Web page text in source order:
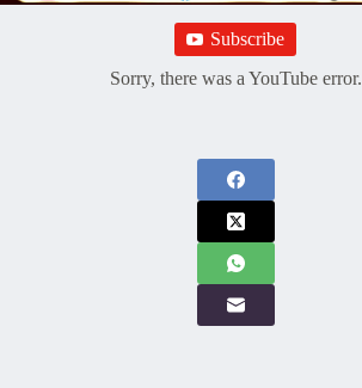
Subscribe
Sorry, there was a YouTube error.